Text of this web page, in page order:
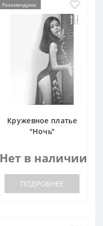
Рекомендуем
Кружевное платье
"Ночь"
Нет в наличии
ПОДРОБНЕЕ